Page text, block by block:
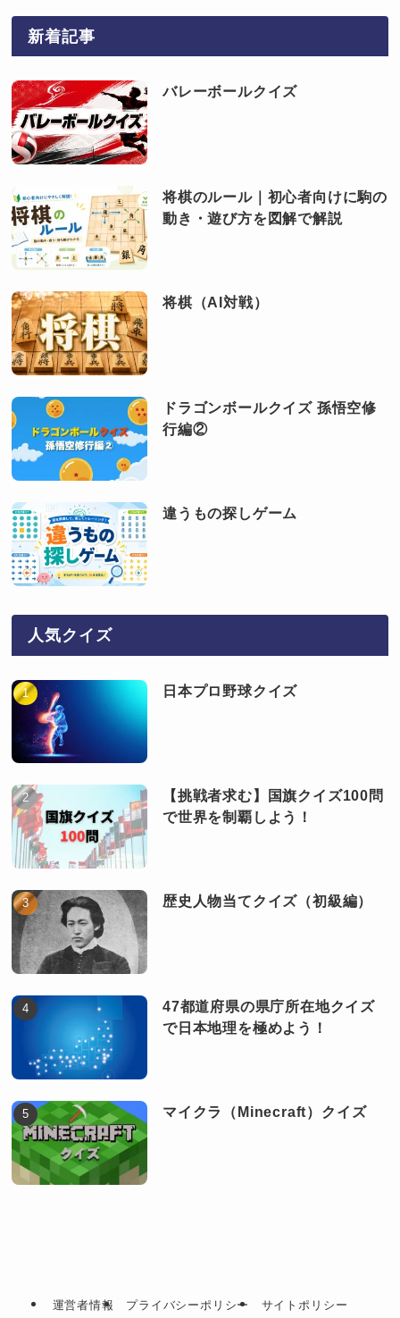
新着記事
バレーボールクイズ
将棋のルール｜初心者向けに駒の
動き・遊び方を図解で解説
将棋（AI対戦）
ドラゴンボールクイズ 孫悟空修
行編②
違うもの探しゲーム
人気クイズ
日本プロ野球クイズ
【挑戦者求む】国旗クイズ100問
で世界を制覇しよう！
歴史人物当てクイズ（初級編）
47都道府県の県庁所在地クイズ
で日本地理を極めよう！
マイクラ（Minecraft）クイズ
運営者情報 プライバシーポリシー サイトポリシー